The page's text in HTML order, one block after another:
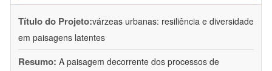
Título do Projeto:várzeas urbanas: resiliência e diversidade
em paisagens latentes
Resumo: A paisagem decorrente dos processos de